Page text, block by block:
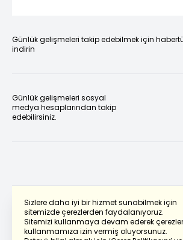
Sizlere daha iyi bir hizmet sunabilmek için
sitemizde çerezlerden faydalanıyoruz.
Sitemizi kullanmaya devam ederek
kullanmamıza izin vermiş oluyorsunuz.
Günlük gelişmeleri takip edebilmek için
indirin
Günlük gelişmeleri sosyal
medya hesaplarından takip
edebilirsiniz.
Powered by Translate